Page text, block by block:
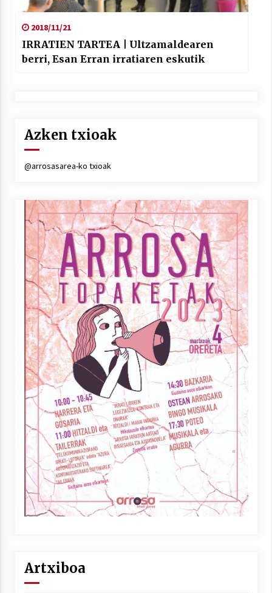
2018/11/21
IRRATIEN TARTEA | Ultzamaldearen
berri, Esan Erran irratiaren eskutik
Azken txioak
@arrosasarea-ko txioak
Artxiboa